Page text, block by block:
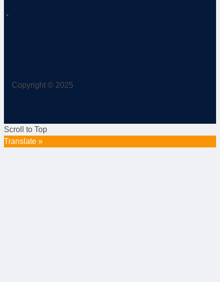
Copyright © 2025
Scroll to Top
Translate »